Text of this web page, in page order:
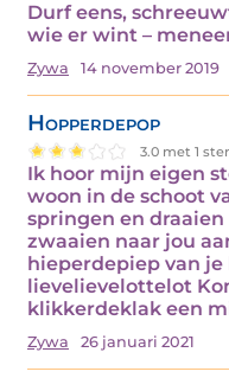
Durf eens,
wie er wint –
Zywa 14 november 2019
Hopperdepop
3.0 met 1
Ik hoor mijn eigen
woon in de schoot
springen en
zwaaien naar jou
hieperdepiep van
lievelievelottelot
klikkerdeklak een
Zywa 26 januari 2021